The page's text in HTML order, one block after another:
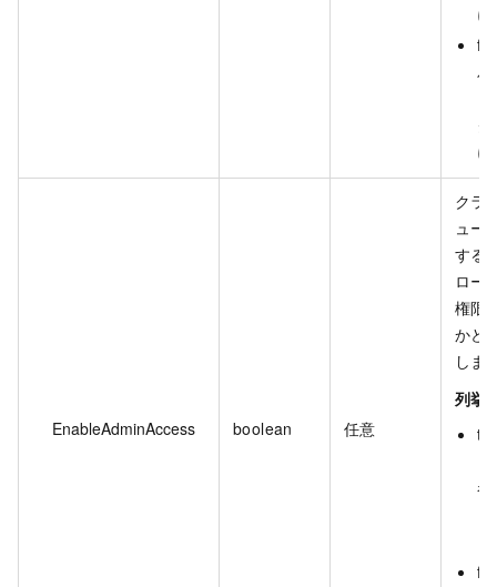
パ
EnableAdminAccess boolean 任意
クラ
ュー
する
ロー
権限
かど
しま
列挙
者